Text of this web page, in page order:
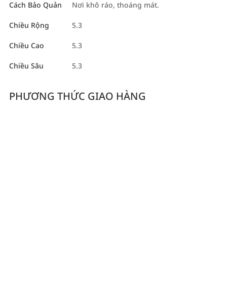
Cách Bảo Quản Nơi khô ráo, thoáng mát.
Chiều Rộng 5.3
Chiều Cao 5.3
Chiều Sâu 5.3
PHƯƠNG THỨC GIAO HÀNG